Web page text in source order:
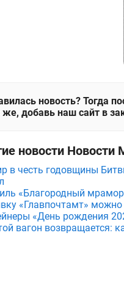
новость? Тогда
же, добавь наш сайт в
новости Новости
в честь годовщины
«Благородный
«Главпочтамт»
«День рождения
вагон возвращается: